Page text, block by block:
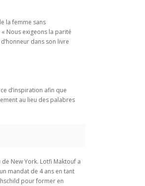
la femme sans
Nous exigeons la parité
dans son livre
d’inspiration afin que
au lieu des palabres
New York. Lotfi Maktouf a
mandat de 4 ans en tant
pour former en